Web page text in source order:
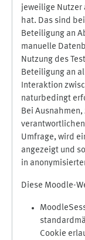
jeweilige Nutzer
hat. Das sind
Beteiligung an
manuelle
Nutzung des
Beteiligung an
Interaktion
naturbedingt
Bei
Umfrage, wird
angezeigt und
in
Diese Moodle-
Cookie